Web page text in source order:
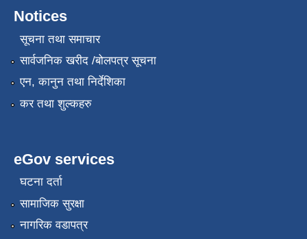
Notices
सूचना तथा समाचार
सार्वजनिक खरीद /बोलपत्र सूचना
एन, कानुन तथा निर्देशिका
कर तथा शुल्कहरु
eGov services
घटना दर्ता
सामाजिक सुरक्षा
नागरिक वडापत्र